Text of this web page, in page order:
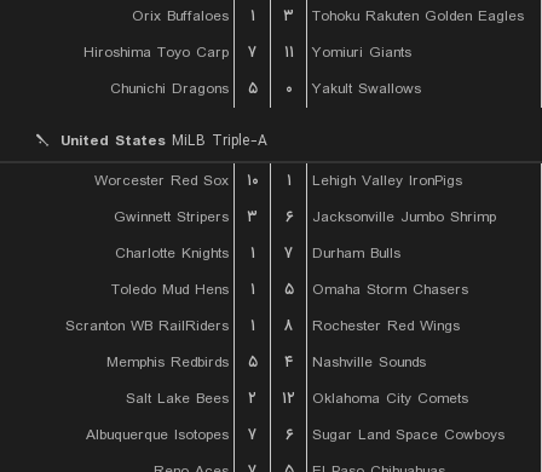
Orix Buffaloes
۱ ۳
Tohoku Rakuten Golden Eagles
Hiroshima Toyo Carp
۷ ۱۱
Yomiuri Giants
Chunichi Dragons
۵ ۰ Yakult Swallows
United States MiLB Triple-A
Worcester Red Sox
۱۰ ۱
Lehigh Valley IronPigs
Gwinnett Stripers
۳ ۶
Jacksonville Jumbo Shrimp
Charlotte Knights
۱ ۷
Durham Bulls
Toledo Mud Hens
۱ ۵
Omaha Storm Chasers
Scranton WB RailRiders
۱ ۸
Rochester Red Wings
Memphis Redbirds
۵ ۴
Nashville Sounds
Salt Lake Bees
۲ ۱۲
Oklahoma City Comets
Albuquerque Isotopes
۷ ۶
Sugar Land Space Cowboys